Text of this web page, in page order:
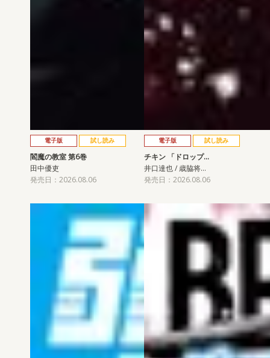
電子版 試し読み
閻魔の教室 第6巻
田中優吏
発売日：2026.08.06
電子版 試し読み
チキン 「ドロップ…
井口達也 / 歳脇将…
発売日：2026.08.06